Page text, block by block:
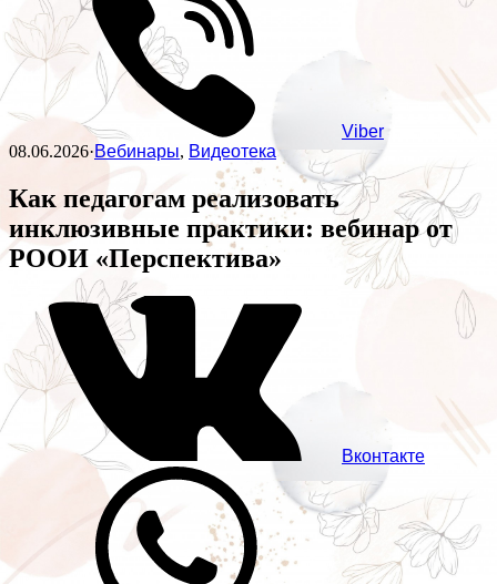
Viber
08.06.2026·Вебинары, Видеотека
Как педагогам реализовать
инклюзивные практики: вебинар от
РООИ «Перспектива»
Вконтакте